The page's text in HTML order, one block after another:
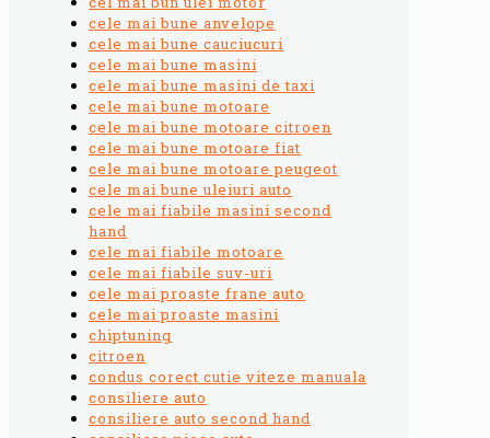
cele mai bune anvelope
cele mai bune cauciucuri
cele mai bune masini
cele mai bune masini de taxi
cele mai bune motoare
cele mai bune motoare citroen
cele mai bune motoare fiat
cele mai bune motoare peugeot
cele mai bune uleiuri auto
cele mai fiabile masini second
hand
cele mai fiabile motoare
cele mai fiabile suv-uri
cele mai proaste frane auto
cele mai proaste masini
chiptuning
citroen
condus corect cutie viteze manuala
consiliere auto
consiliere auto second hand